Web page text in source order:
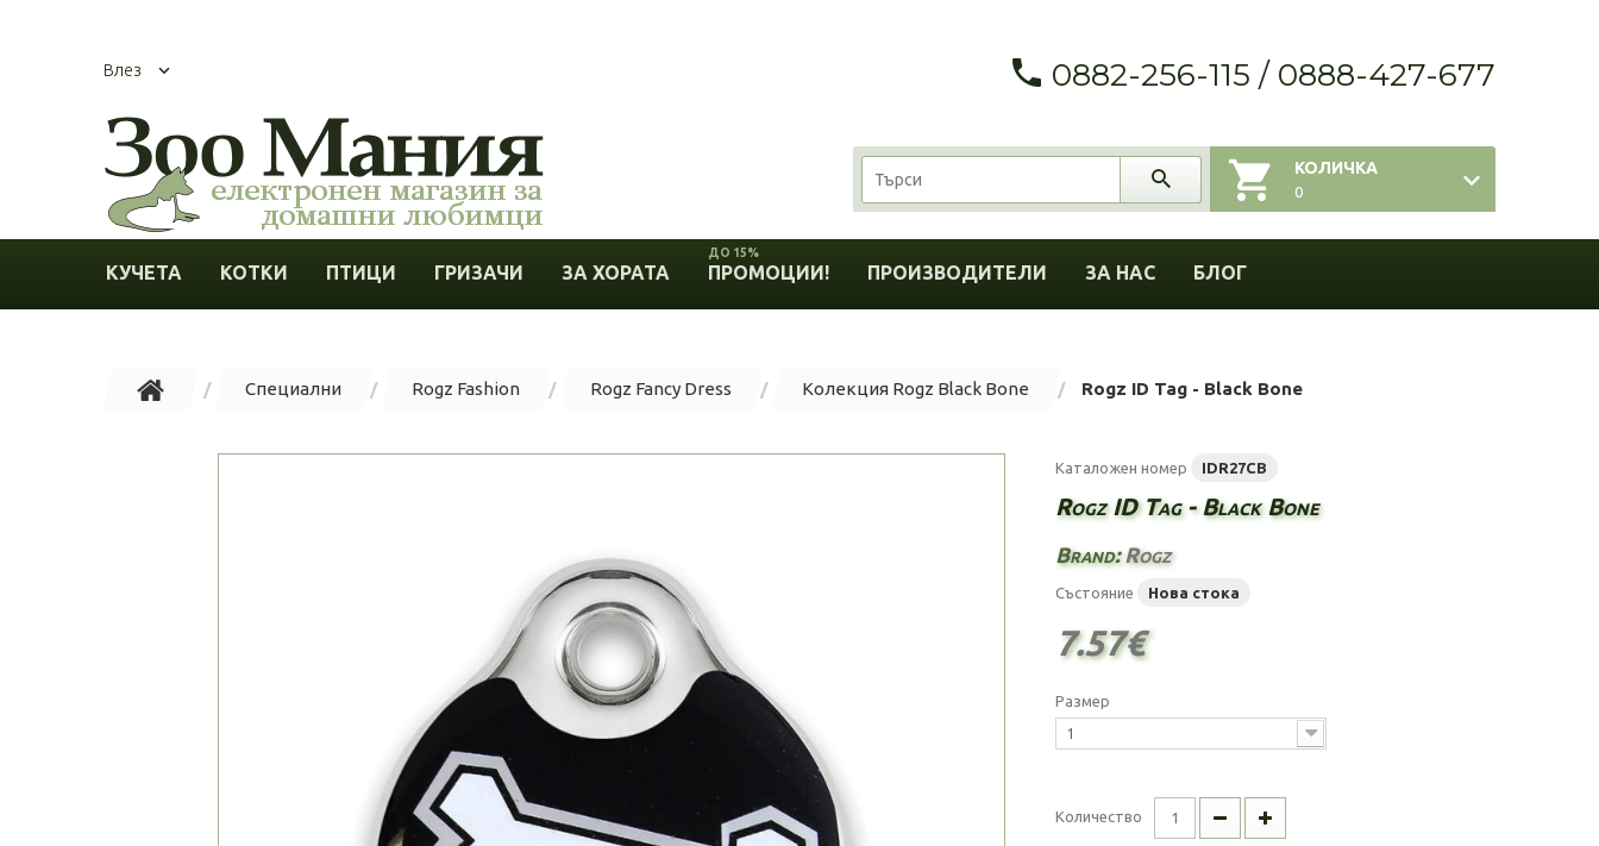
Влез 0882-256-115 / 0888-427-677
КОЛИЧКА
0
КУЧЕТА КОТКИ ПТИЦИ ГРИЗАЧИ ЗА ХОРАТА ПРОМОЦИИ!
ДО 15%
ПРОИЗВОДИТЕЛИ ЗА НАС БЛОГ
Специални Rogz Fashion Rogz Fancy Dress Колекция Rogz Black Bone Rogz ID Tag - Black Bone
Каталожен номер IDR27CB
Rogz ID Tag - Black Bone
Brand:Rogz
Състояние Нова стока
7.57€
Размер
1
Количество